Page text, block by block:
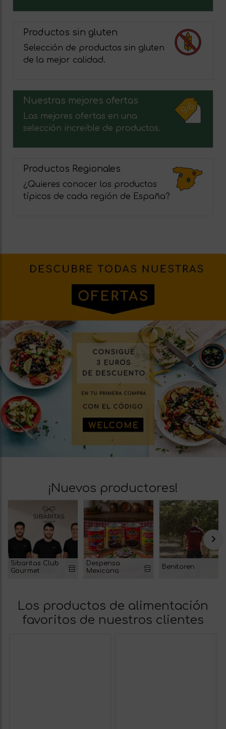
Productos sin gluten
Selección de productos sin gluten
de la mejor calidad.
Nuestras mejores ofertas
Las mejores ofertas en una
selección increible de productos.
Productos Regionales
¿Quieres conocer los productos
típicos de cada región de España?
¡Nuevos productores!
Sibaritas Club
Gourmet
Despensa
Mexicana
Benitoren
Los productos de alimentación
favoritos de nuestros clientes